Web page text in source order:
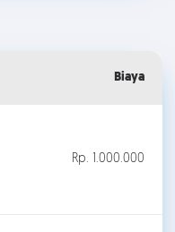
Biaya
Rp. 1.000.000